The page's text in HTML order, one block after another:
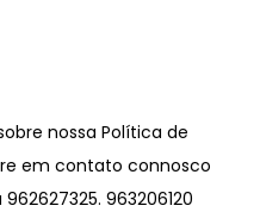
nossa Política de
em contato connosco
963206120